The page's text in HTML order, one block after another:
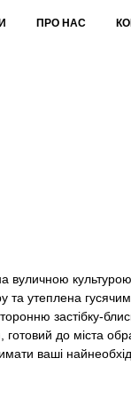
ПРО НАС
вуличною
та утеплена
застібку-
до міста
ваші